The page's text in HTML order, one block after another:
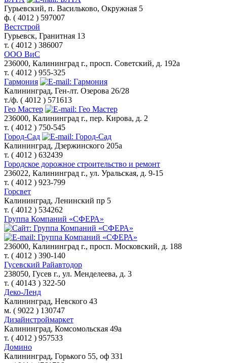
Гурьевский, п. Васильково, Окружная 5
ф. ( 4012 ) 597007
Вестстрой
Гурьевск, Гранитная 13
т. ( 4012 ) 386007
ООО ВиС
236000, Калининград г., просп. Советский, д. 192а
т. ( 4012 ) 955-325
Гармония
Калининград, Ген-лт. Озерова 26/28
т./ф. ( 4012 ) 571613
Гео Мастер
236000, Калининград г., пер. Кирова, д. 2
т. ( 4012 ) 750-545
Город-Сад
Калининград, Дзержинского 205а
т. ( 4012 ) 632439
Городское дорожное строительство и ремонт
236022, Калининград г., ул. Уральская, д. 9-15
т. ( 4012 ) 923-799
Горсвет
Калининград, Ленинский пр 5
т. ( 4012 ) 534262
Группа Компаний «СФЕРА»
236000, Калининград г., просп. Московский, д. 188
т. ( 4012 ) 390-140
Гусевский Райавтодор
238050, Гусев г., ул. Менделеева, д. 3
т. ( 40143 ) 322-50
Деко-Ленд
Калининград, Невского 43
м. ( 9022 ) 130747
Дизайнстроймаркет
Калининград, Комсомольская 49а
т. ( 4012 ) 957533
Домино
Калининград, Горького 55, оф 331